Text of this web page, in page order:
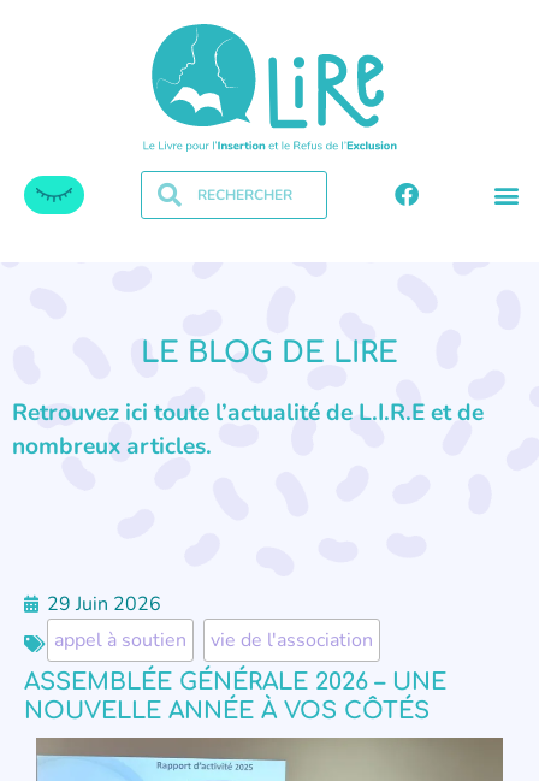
LE BLOG DE LIRE
Retrouvez ici toute l’actualité de L.I.R.E et de
nombreux articles.
29 Juin 2026
appel à soutien
vie de l'association
ASSEMBLÉE GÉNÉRALE 2026 – UNE
NOUVELLE ANNÉE À VOS CÔTÉS